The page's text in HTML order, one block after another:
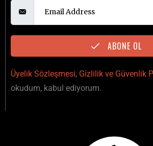
ABONE OL
Üyelik Sözleşmesi, Gizlilik ve Güvenlik
okudum, kabul ediyorum.